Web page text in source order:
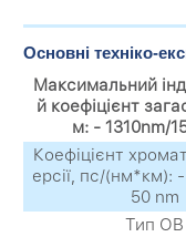
Основні техніко-
Максимальний
й коефіцієнт
м: - 1310nm/
Коефіцієнт
ерсії, пс/(нм*км):
50 nm
Тип ОВ